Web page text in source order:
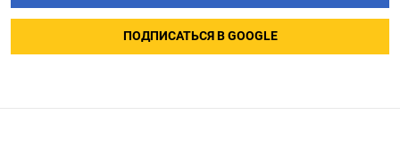
ПОДПИСАТЬСЯ В GOOGLE